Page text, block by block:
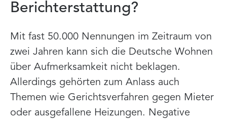
Berichterstattung?
Mit fast 50.000 Nennungen im Zeitraum von
zwei Jahren kann sich die Deutsche Wohnen
über Aufmerksamkeit nicht beklagen.
Allerdings gehörten zum Anlass auch
Themen wie Gerichtsverfahren gegen Mieter
oder ausgefallene Heizungen. Negative